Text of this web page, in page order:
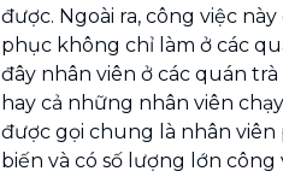
được. Ngoài ra, công việc
phục không chỉ làm ở các
đây nhân viên ở các quán
hay cả những nhân viên
được gọi chung là nhân viên
biến và có số lượng lớn